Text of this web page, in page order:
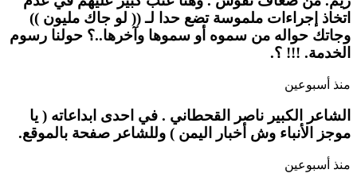
اتخاذ إجراءات ملموسة تضع حدا لـ (( لو جاك مليون ))
وجاتك حواله من سموه أو سموها وآخرها..؟ حولنا رسوم
الخدمة. !!! ؟.
منذ أسبوعين
الشاعر الكبير ناصر القحطاني . في احدى ابداعاته ( يا
موجز الأنباء وش أخبار اليمن ) وللشاعر صفحة بالموقع.
منذ أسبوعين